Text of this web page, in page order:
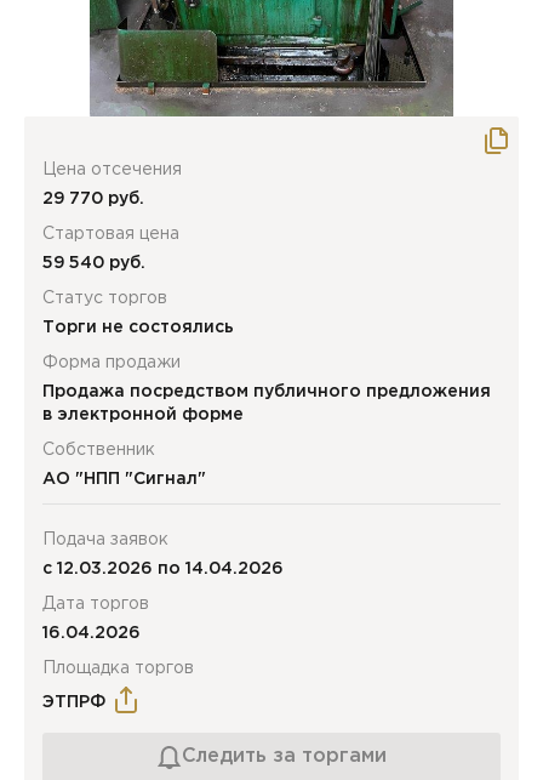
Цена отсечения
29 770 руб.
Стартовая цена
59 540 руб.
Статус торгов
Торги не состоялись
Форма продажи
Продажа посредством публичного предложения
в электронной форме
Собственник
АО "НПП "Сигнал"
Подача заявок
с 12.03.2026 по 14.04.2026
Дата торгов
16.04.2026
Площадка торгов
ЭТПРФ
Следить за торгами